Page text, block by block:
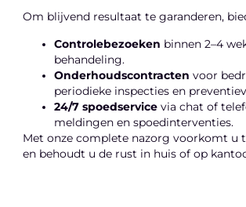
Om blijvend resultaat te garanderen,
Controlebezoeken binnen 2–4
behandeling.
Onderhoudscontracten voor
periodieke inspecties en
24/7 spoedservice via chat of
meldingen en spoedinterventies.
Met onze complete nazorg voorkomt u
en behoudt u de rust in huis of op